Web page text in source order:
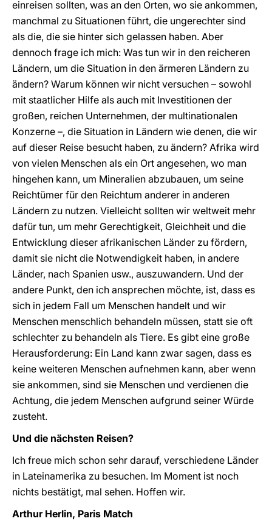
einreisen sollten, was an den Orten, wo sie ankommen,
manchmal zu Situationen führt, die ungerechter sind
als die, die sie hinter sich gelassen haben. Aber
dennoch frage ich mich: Was tun wir in den reicheren
Ländern, um die Situation in den ärmeren Ländern zu
ändern? Warum können wir nicht versuchen – sowohl
mit staatlicher Hilfe als auch mit Investitionen der
großen, reichen Unternehmen, der multinationalen
Konzerne –, die Situation in Ländern wie denen, die wir
auf dieser Reise besucht haben, zu ändern? Afrika wird
von vielen Menschen als ein Ort angesehen, wo man
hingehen kann, um Mineralien abzubauen, um seine
Reichtümer für den Reichtum anderer in anderen
Ländern zu nutzen. Vielleicht sollten wir weltweit mehr
dafür tun, um mehr Gerechtigkeit, Gleichheit und die
Entwicklung dieser afrikanischen Länder zu fördern,
damit sie nicht die Notwendigkeit haben, in andere
Länder, nach Spanien usw., auszuwandern. Und der
andere Punkt, den ich ansprechen möchte, ist, dass es
sich in jedem Fall um Menschen handelt und wir
Menschen menschlich behandeln müssen, statt sie oft
schlechter zu behandeln als Tiere. Es gibt eine große
Herausforderung: Ein Land kann zwar sagen, dass es
keine weiteren Menschen aufnehmen kann, aber wenn
sie ankommen, sind sie Menschen und verdienen die
Achtung, die jedem Menschen aufgrund seiner Würde
zusteht.
Und die nächsten Reisen?
Ich freue mich schon sehr darauf, verschiedene Länder
in Lateinamerika zu besuchen. Im Moment ist noch
nichts bestätigt, mal sehen. Hoffen wir.
Arthur Herlin, Paris Match